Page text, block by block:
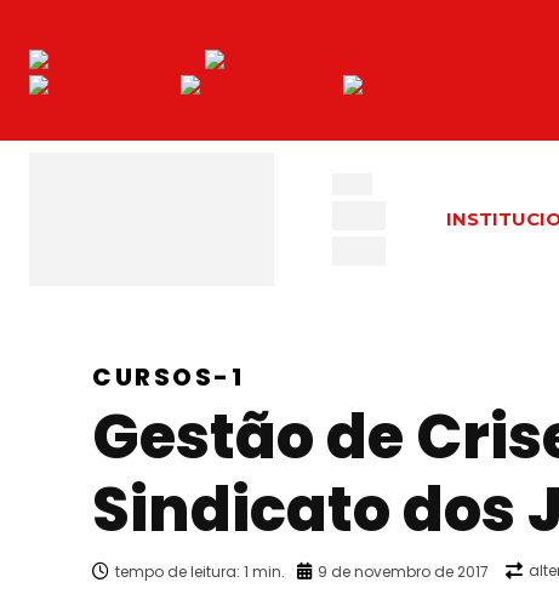
CURSOS-1
Gestão de
Sindicato dos
tempo de leitura: 1 min. 9 de novembro de 2017